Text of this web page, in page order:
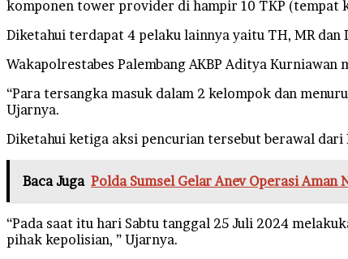
komponen tower provider di hampir 10 TKP (tempat
Diketahui terdapat 4 pelaku lainnya yaitu TH, MR dan
Wakapolrestabes Palembang AKBP Aditya
“Para tersangka masuk dalam 2 kelompok dan
Ujarnya.
Diketahui ketiga aksi pencurian tersebut berawal
Baca Juga Polda Sumsel Gelar Anev Operasi
“Pada saat itu hari Sabtu tanggal 25 Juli 2024
pihak kepolisian, ” Ujarnya.